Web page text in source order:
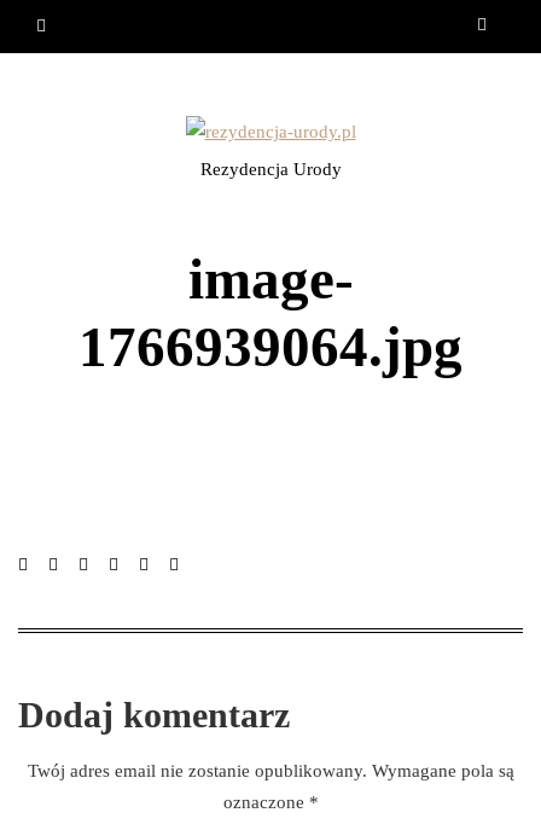
Rezydencja Urody
image-
1766939064.jpg
Dodaj komentarz
Twój adres email nie zostanie opublikowany. Wymagane pola są
oznaczone *